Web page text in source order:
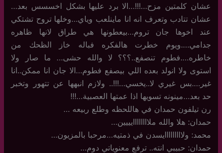
عشان كلمتين مزح…!!!…الا برد عليها بشكل اخسسس بعد…
عشان تتادب وتعرف انه انا ماينلعب وياي…وخلها تروح تشتكي
عند اخوها جان تروم…بيعطونها هي طراق لانها ظاهره
جدامي….ويوم خطرت هالفكره فباله خاز الظحك من
خاطره….فطوم تنصفع..؟؟؟ لا والله حشى… ما صار ولا
استوى ولا انولد بعده اللي بيصفع فطوم…الا جان انا ممكن..انا
غير….بس غيري لا..يخسي…!!!.. ولازم انبهها عن تتهور وتخبر
حد بعد…مينونه تسويها اذا عمتها العصبية…!!!
رن تيلفون حمدان في هاللحظه وطلع ربيعه …
حمدان: هلا والله ملاااااااايييين…
محمد: ولااااااااايسدن في ذمتيه…مرحبا بالمزيون…
حمدان: حبيبي انته.. ترفع معنوياتي دوم…